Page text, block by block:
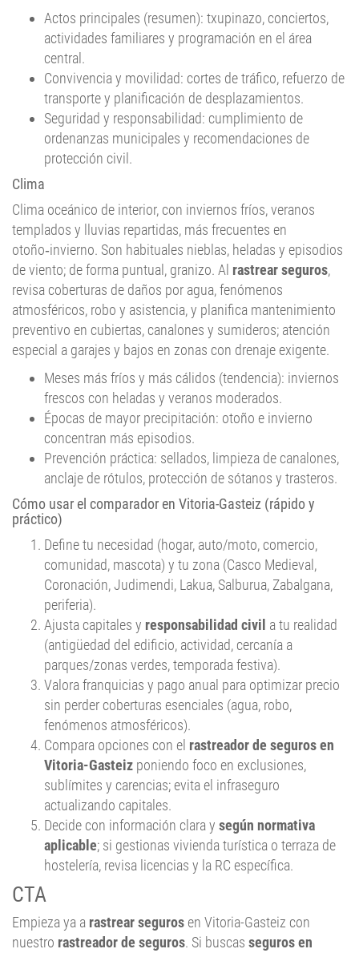
Actos principales (resumen): txupinazo, conciertos,
actividades familiares y programación en el área
central.
Convivencia y movilidad: cortes de tráfico, refuerzo de
transporte y planificación de desplazamientos.
Seguridad y responsabilidad: cumplimiento de
ordenanzas municipales y recomendaciones de
protección civil.
Clima
Clima oceánico de interior, con inviernos fríos, veranos
templados y lluvias repartidas, más frecuentes en
otoño‑invierno. Son habituales nieblas, heladas y episodios
de viento; de forma puntual, granizo. Al rastrear seguros,
revisa coberturas de daños por agua, fenómenos
atmosféricos, robo y asistencia, y planifica mantenimiento
preventivo en cubiertas, canalones y sumideros; atención
especial a garajes y bajos en zonas con drenaje exigente.
Meses más fríos y más cálidos (tendencia): inviernos
frescos con heladas y veranos moderados.
Épocas de mayor precipitación: otoño e invierno
concentran más episodios.
Prevención práctica: sellados, limpieza de canalones,
anclaje de rótulos, protección de sótanos y trasteros.
Cómo usar el comparador en Vitoria-Gasteiz (rápido y
práctico)
Define tu necesidad (hogar, auto/moto, comercio,
comunidad, mascota) y tu zona (Casco Medieval,
Coronación, Judimendi, Lakua, Salburua, Zabalgana,
periferia).
Ajusta capitales y responsabilidad civil a tu realidad
(antigüedad del edificio, actividad, cercanía a
parques/zonas verdes, temporada festiva).
Valora franquicias y pago anual para optimizar precio
sin perder coberturas esenciales (agua, robo,
fenómenos atmosféricos).
Compara opciones con el rastreador de seguros en
Vitoria-Gasteiz poniendo foco en exclusiones,
sublímites y carencias; evita el infraseguro
actualizando capitales.
Decide con información clara y según normativa
aplicable; si gestionas vivienda turística o terraza de
hostelería, revisa licencias y la RC específica.
CTA
Empieza ya a rastrear seguros en Vitoria-Gasteiz con
nuestro rastreador de seguros. Si buscas seguros en